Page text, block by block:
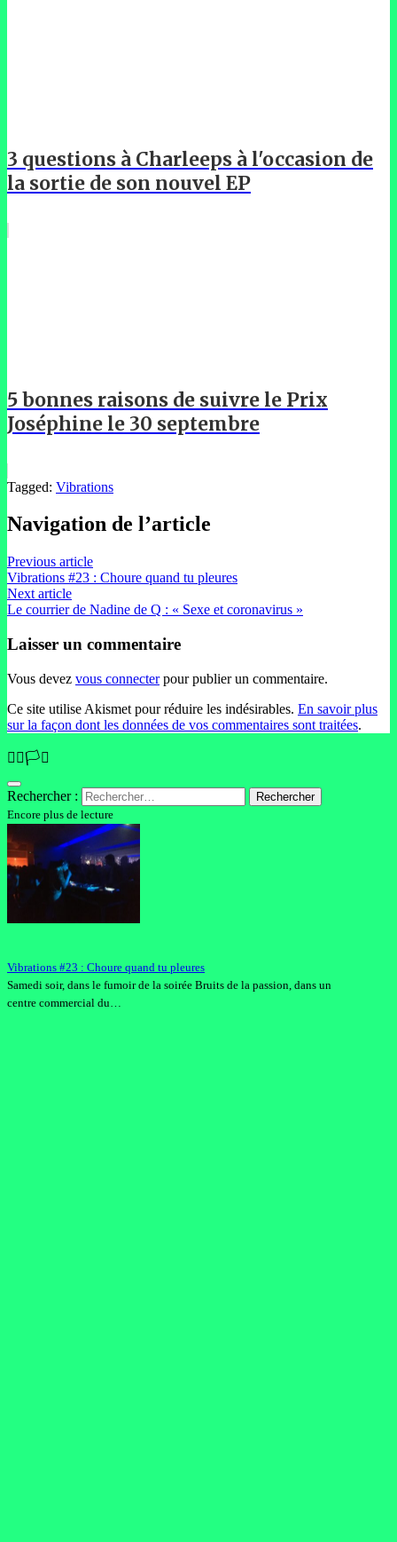
3 questions à Charleeps à l'occasion de
la sortie de son nouvel EP
5 bonnes raisons de suivre le Prix
Joséphine le 30 septembre
Tagged: Vibrations
Navigation de l’article
Previous article
Vibrations #23 : Choure quand tu pleures
Next article
Le courrier de Nadine de Q : « Sexe et coronavirus »
Laisser un commentaire
Vous devez vous connecterpour publier un commentaire.
Ce site utilise Akismet pour réduire les indésirables. En savoir plus
sur la façon dont les données de vos commentaires sont traitées.
🏳️‍🌈🏳️‍⚧️
Rechercher :
Encore plus de lecture
Vibrations #23 : Choure quand tu pleures
Samedi soir, dans le fumoir de la soirée Bruits de la passion, dans un
centre commercial du…